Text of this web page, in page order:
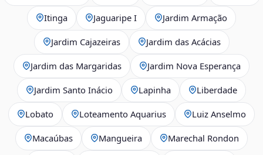
Itinga Jaguaripe I Jardim Armação
Jardim Cajazeiras Jardim das Acácias
Jardim das Margaridas Jardim Nova Esperança
Jardim Santo Inácio Lapinha Liberdade
Lobato Loteamento Aquarius Luiz Anselmo
Macaúbas Mangueira Marechal Rondon